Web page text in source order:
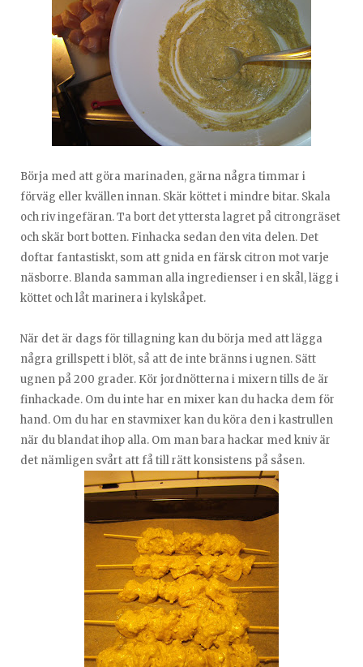
Börja med att göra marinaden, gärna några timmar i
förväg eller kvällen innan. Skär köttet i mindre bitar. Skala
och riv ingefäran. Ta bort det yttersta lagret på citrongräset
och skär bort botten. Finhacka sedan den vita delen. Det
doftar fantastiskt, som att gnida en färsk citron mot varje
näsborre. Blanda samman alla ingredienser i en skål, lägg i
köttet och låt marinera i kylskåpet.
När det är dags för tillagning kan du börja med att lägga
några grillspett i blöt, så att de inte bränns i ugnen. Sätt
ugnen på 200 grader. Kör jordnötterna i mixern tills de är
finhackade. Om du inte har en mixer kan du hacka dem för
hand. Om du har en stavmixer kan du köra den i kastrullen
när du blandat ihop alla. Om man bara hackar med kniv är
det nämligen svårt att få till rätt konsistens på såsen.